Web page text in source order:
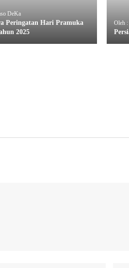
DeKa
Peringatan Hari Pramuka
2025
Oleh